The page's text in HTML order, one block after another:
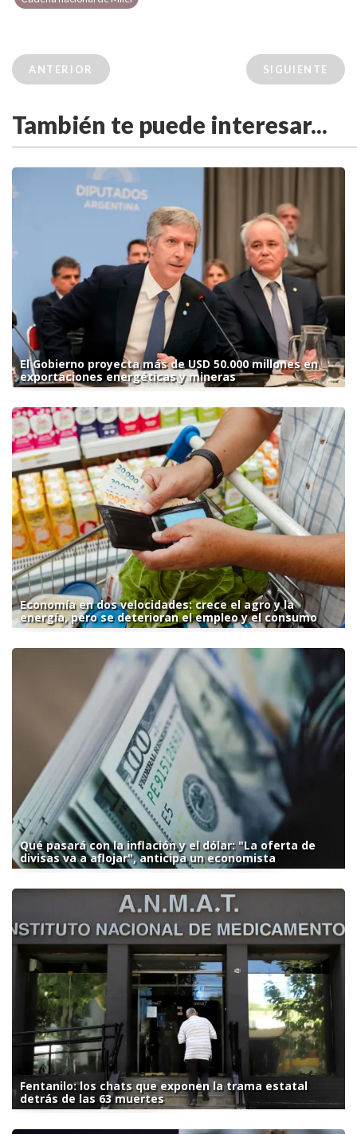
ANTERIOR SIGUIENTE
También te puede interesar...
El Gobierno proyecta más de USD 50.000 millones en
exportaciones energéticas y mineras
Economía en dos velocidades: crece el agro y la
energía, pero se deterioran el empleo y el consumo
Qué pasará con la inflación y el dólar: "La oferta de
divisas va a aflojar", anticipa un economista
Fentanilo: los chats que exponen la trama estatal
detrás de las 63 muertes